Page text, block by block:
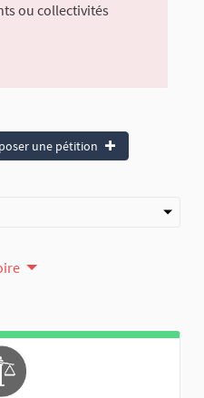
ou collectivités
une pétition